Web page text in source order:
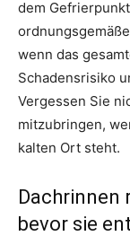
dem
wenn das
Schadensrisiko
Vergessen Sie
mitzubringen,
kalten Ort steht.
Dachrinnen
bevor sie